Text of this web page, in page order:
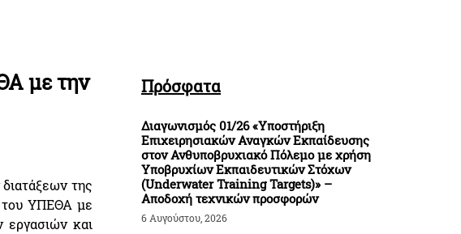
με την
της
του ΥΠΕΘΑ με
εργασιών και
Πρόσφατα
Διαγωνισμός 01/26 «Υποστήριξη
Επιχειρησιακών Αναγκών Εκπαίδευσης
στον Ανθυποβρυχιακό Πόλεμο με χρήση
Υποβρυχίων Εκπαιδευτικών Στόχων
(Underwater Training Targets)» –
Αποδοχή τεχνικών προσφορών
6 Αυγούστου, 2026